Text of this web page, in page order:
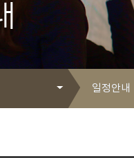
과
일정안내
자유게시판